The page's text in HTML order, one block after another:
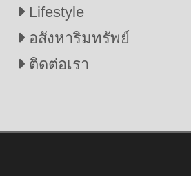
Lifestyle
อสังหาริมทรัพย์
ติดต่อเรา